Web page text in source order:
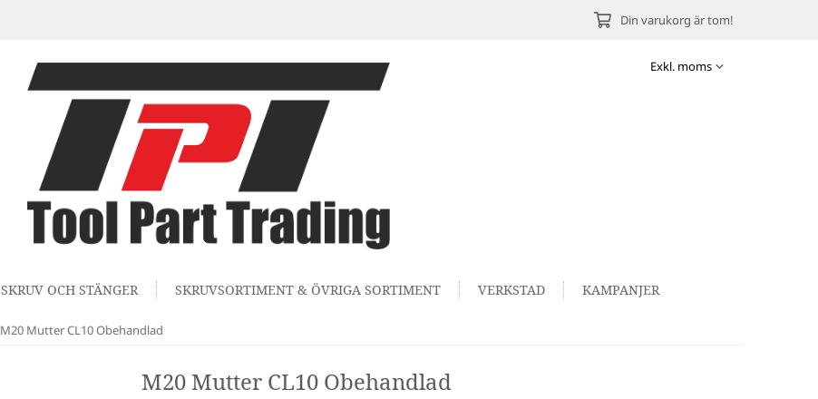
Din varukorg är tom!
SKRUV OCH STÄNGER SKRUVSORTIMENT & ÖVRIGA SORTIMENT VERKSTAD KAMPANJER
M20 Mutter CL10 Obehandlad
M20 Mutter CL10 Obehandlad